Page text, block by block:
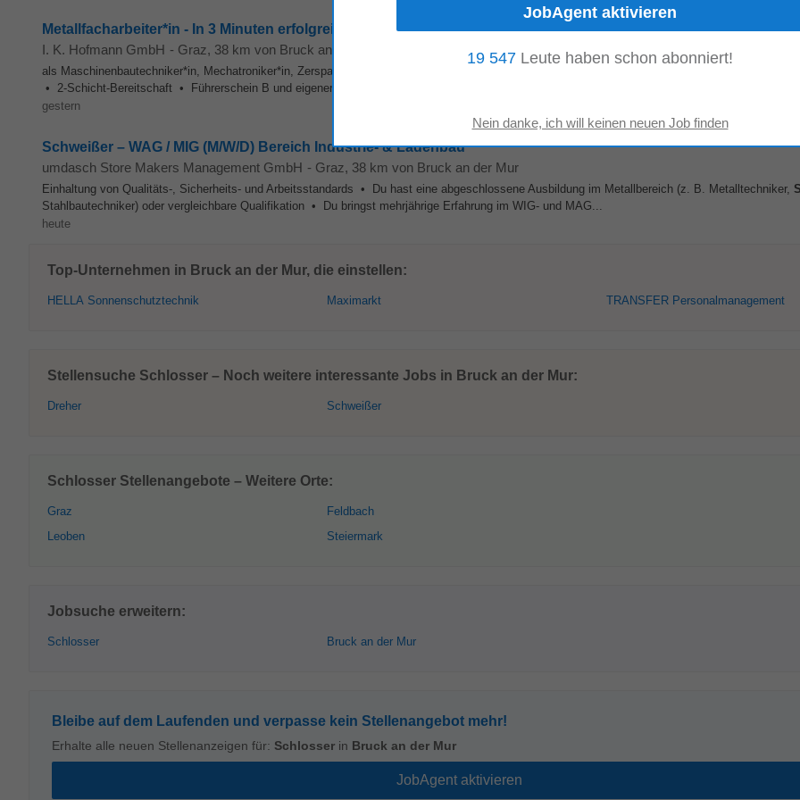
Metallfacharbeiter*in - In 3 Minuten erfolgreich bewerben
I. K. Hofmann GmbH - Graz, 38 km von Bruck an der Mur
als Maschinenbautechniker*in, Mechatroniker*in, Zerspanungstechniker*in,
• 2-Schicht-Bereitschaft • Führerschein B und eigener PKW zum Erreichen des Arbeitsortes WAS ERWARTEN WIR? • Abliefern...
gestern
Schweißer – WAG / MIG (M/W/D) Bereich Industrie- & Ladenbau
umdasch Store Makers Management GmbH - Graz, 38 km von Bruck an der Mur
Einhaltung von Qualitäts-, Sicherheits- und Arbeitsstandards • Du hast eine abgeschlossene Ausbildung im Metallbereich (z. B. Metalltechniker,
Stahlbautechniker) oder vergleichbare Qualifikation • Du bringst mehrjährige Erfahrung im WIG- und MAG...
heute
Top-Unternehmen in Bruck an der Mur, die einstellen:
HELLA Sonnenschutztechnik Maximarkt TRANSFER Personalmanagement
Stellensuche Schlosser – Noch weitere interessante Jobs in Bruck an der Mur:
Dreher Schweißer
Schlosser Stellenangebote – Weitere Orte:
Graz
Leoben
Feldbach
Steiermark
Jobsuche erweitern:
Schlosser Bruck an der Mur
Bleibe auf dem Laufenden und verpasse kein Stellenangebot mehr!
Erhalte alle neuen Stellenanzeigen für: Schlosser in Bruck an der Mur
19 547 Leute haben schon abonniert!